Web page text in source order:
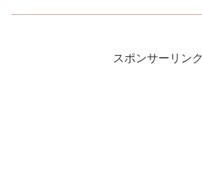
スポンサーリンク